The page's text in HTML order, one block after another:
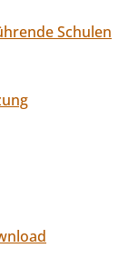
Schulen